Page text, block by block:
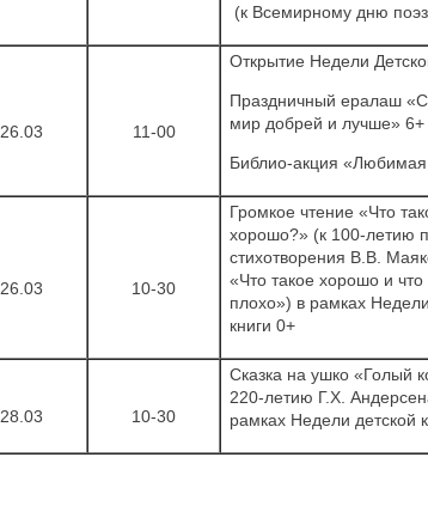
(к Всемирному дню
26.03 11-00
Открытие Недели
Праздничный ералаш «С
мир добрей и лучше» 6+
Библио-акция «Любимая
26.03 10-30
Громкое чтение «Что
хорошо?» (к 100-летию
стихотворения В.В.
«Что такое хорошо и что
плохо») в рамках
книги 0+
28.03 10-30
Сказка на ушко «Голый
220-летию Г.Х.
рамках Недели детской